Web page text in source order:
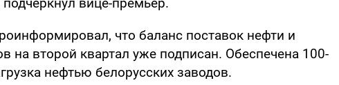
подчеркнул вице-премьер.
что баланс поставок нефти и
на второй квартал уже подписан. Обеспечена 100-
нефтью белорусских заводов.